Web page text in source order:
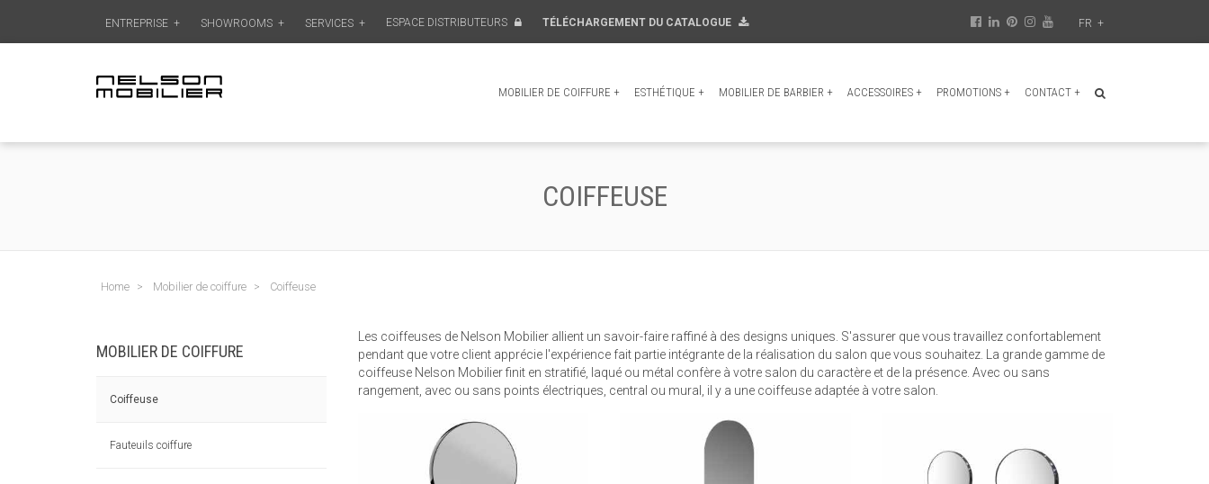
ENTREPRISE + SHOWROOMS + SERVICES + ESPACE DISTRIBUTEURS TÉLÉCHARGEMENT DU CATALOGUE FR +
MOBILIER DE COIFFURE + ESTHÉTIQUE + MOBILIER DE BARBIER + ACCESSOIRES + PROMOTIONS + CONTACT +
COIFFEUSE
Home Mobilier de coiffure Coiffeuse
MOBILIER DE COIFFURE
Coiffeuse
Fauteuils coiffure
Les coiffeuses de Nelson Mobilier allient un savoir-faire raffiné à des designs uniques. S'assurer que vous travaillez confortablement
pendant que votre client apprécie l'expérience fait partie intégrante de la réalisation du salon que vous souhaitez. La grande gamme de
coiffeuse Nelson Mobilier finit en stratifié, laqué ou métal confère à votre salon du caractère et de la présence. Avec ou sans
rangement, avec ou sans points électriques, central ou mural, il y a une coiffeuse adaptée à votre salon.